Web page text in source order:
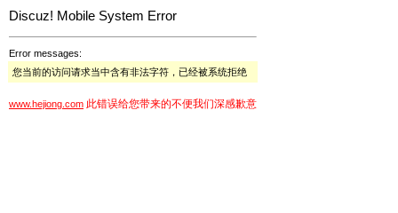
Discuz! Mobile System Error
Error messages:
您当前的访问请求当中含有非法字符，已经被系统拒绝
www.hejiong.com 此错误给您带来的不便我们深感歉意